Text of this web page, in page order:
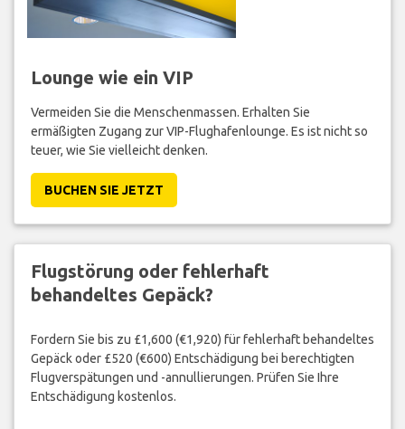
Lounge wie ein VIP
Vermeiden Sie die Menschenmassen. Erhalten Sie
ermäßigten Zugang zur VIP-Flughafenlounge. Es ist nicht so
teuer, wie Sie vielleicht denken.
BUCHEN SIE JETZT
Flugstörung oder fehlerhaft
behandeltes Gepäck?
Fordern Sie bis zu £1,600 (€1,920) für fehlerhaft behandeltes
Gepäck oder £520 (€600) Entschädigung bei berechtigten
Flugverspätungen und -annullierungen. Prüfen Sie Ihre
Entschädigung kostenlos.